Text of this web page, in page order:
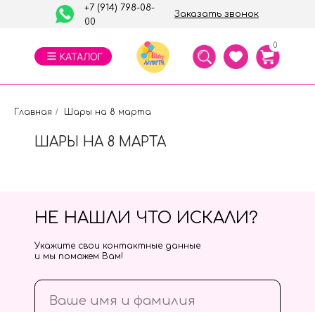
+7 (914) 798-08-
00
Заказать звонок
0
Главная / Шары на 8 марта
ШАРЫ НА 8 МАРТА
НЕ НАШЛИ ЧТО ИСКАЛИ?
Укажите свои контактные данные
и мы поможем Вам!